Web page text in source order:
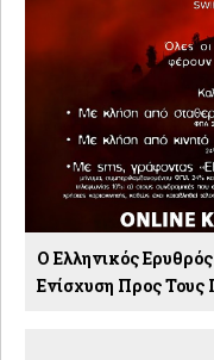
O Ελληνικός
Ενίσχυση Προς Τους